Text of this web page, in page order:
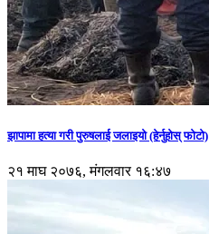
झापामा हत्या गरी पुरुषलाई जलाइयो (हेर्नुहाेस् फाेटाे)
२१ माघ २०७६, मंगलवार १६:४७